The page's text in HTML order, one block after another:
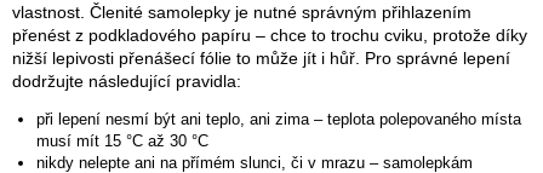
vlastnost. Členité samolepky je nutné správným přihlazením
přenést z podkladového papíru – chce to trochu cviku, protože díky
nižší lepivosti přenášecí fólie to může jít i hůř. Pro správné lepení
dodržujte následující pravidla:
při lepení nesmí být ani teplo, ani zima – teplota polepovaného místa
musí mít 15 °C až 30 °C
nikdy nelepte ani na přímém slunci, či v mrazu – samolepkám